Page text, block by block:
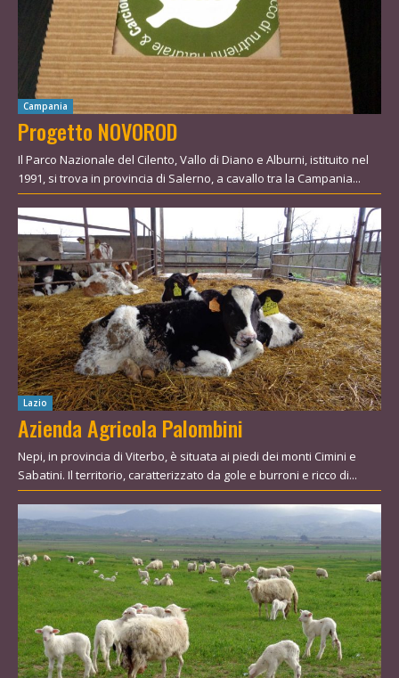
Campania
Progetto NOVOROD
Il Parco Nazionale del Cilento, Vallo di Diano e Alburni, istituito nel
1991, si trova in provincia di Salerno, a cavallo tra la Campania...
Lazio
Azienda Agricola Palombini
Nepi, in provincia di Viterbo, è situata ai piedi dei monti Cimini e
Sabatini. Il territorio, caratterizzato da gole e burroni e ricco di...